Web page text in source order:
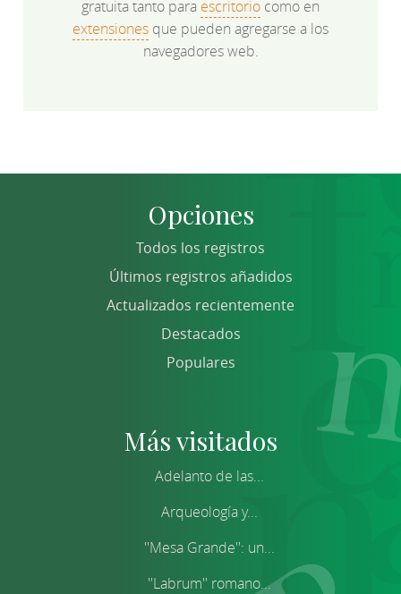
gratuita tanto para escritorio como en
extensiones que pueden agregarse a los
navegadores web.
Opciones
Todos los registros
Últimos registros añadidos
Actualizados recientemente
Destacados
Populares
Más visitados
Adelanto de las...
Arqueología y...
''Mesa Grande'': un...
''Labrum'' romano...